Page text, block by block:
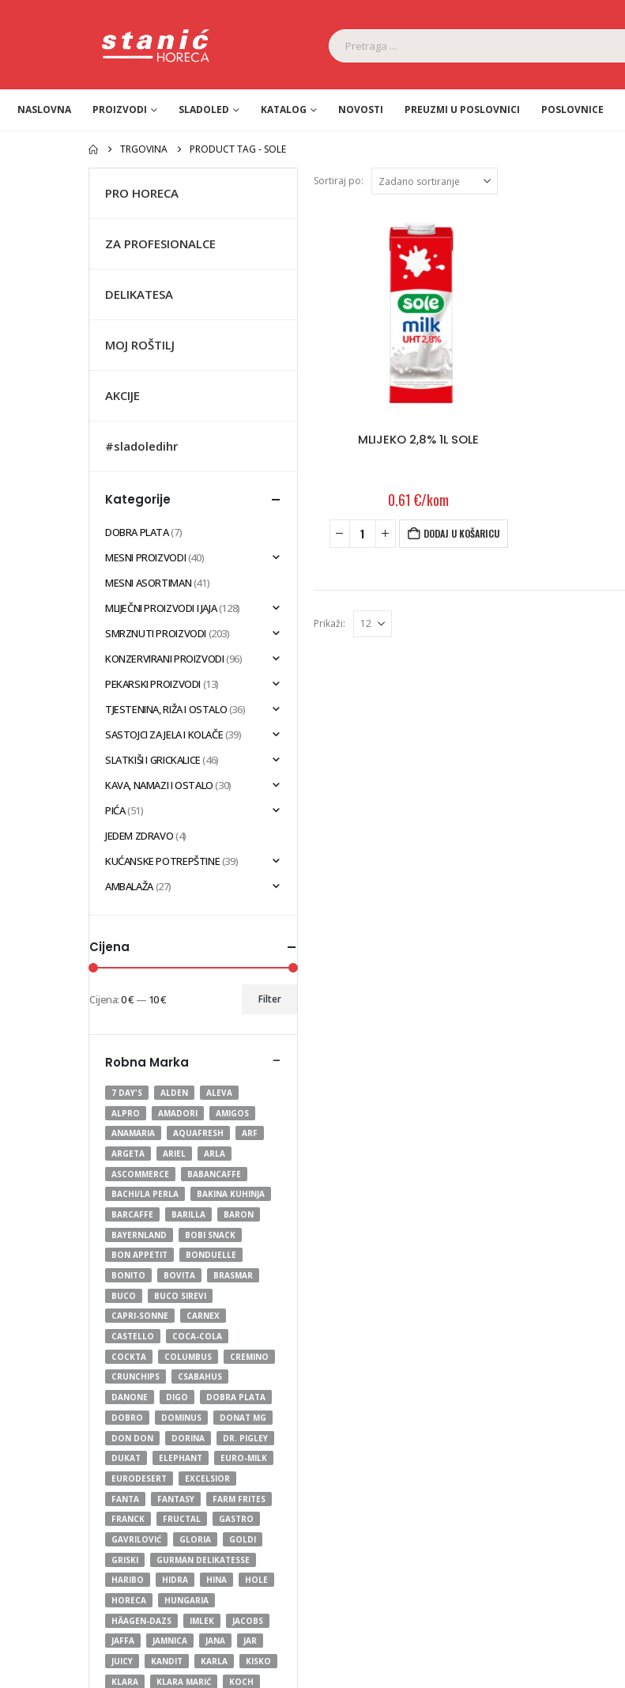
NASLOVNA PROIZVODI SLADOLED KATALOG NOVOSTI PREUZMI U POSLOVNICI POSLOVNICE
TRGOVINA PRODUCT TAG - SOLE
Sortiraj po:
MLIJEKO 2,8% 1L SOLE
0.61 €/kom
DODAJ U KOŠARICU
Prikaži:
PRO HORECA
ZA PROFESIONALCE
DELIKATESA
MOJ ROŠTILJ
AKCIJE
#sladoledihr
Kategorije
DOBRA PLATA(7)
MESNI PROIZVODI(40)
MESNI ASORTIMAN(41)
MLIJEČNI PROIZVODI I JAJA(128)
SMRZNUTI PROIZVODI (203)
KONZERVIRANI PROIZVODI(96)
PEKARSKI PROIZVODI (13)
TJESTENINA, RIŽA I OSTALO(36)
SASTOJCI ZA JELA I KOLAČE(39)
SLATKIŠI I GRICKALICE(46)
KAVA, NAMAZI I OSTALO(30)
PIĆA(51)
JEDEM ZDRAVO(4)
KUĆANSKE POTREPŠTINE(39)
AMBALAŽA(27)
Cijena
Min
Maks
Filter
Cijena:0 € — 10 €
Robna Marka -
7 DAY'S ALDEN
ALEVA
ALPRO
AMADORI
AMIGOS
ANAMARIA
AQUAFRESH
ARF
ARGETA
ARIEL
ARLA
ASCOMMERCE
BABANCAFFE
BACHI/LA PERLA
BAKINA KUHINJA
BARCAFFE
BARILLA
BARON
BAYERNLAND
BOBI SNACK
BON APPETIT
BONDUELLE
BONITO
BOVITA
BRASMAR
BUCO
BUCO SIREVI
CAPRI-SONNE
CARNEX
CASTELLO
COCA-COLA
COCKTA
COLUMBUS
CREMINO
CRUNCHIPS
CSABAHUS
DANONE
DIGO
DOBRA PLATA
DOBRO
DOMINUS
DONAT MG
DON DON
DORINA
DR. PIGLEY
DUKAT
ELEPHANT
EURO-MILK
EURODESERT
EXCELSIOR
FANTA
FANTASY
FARM FRITES
FRANCK
FRUCTAL
GASTRO
GAVRILOVIĆ
GLORIA
GOLDI
GRISKI
GURMAN DELIKATESSE
HARIBO
HIDRA HINA
HOLE
HORECA
HUNGARIA
HÄAGEN-DAZS
IMLEK
JACOBS
JAFFA
JAMNICA JANA
JAR
JUICY
KANDIT KARLA
KISKO
KLARA
KLARA MARIĆ
KOCH